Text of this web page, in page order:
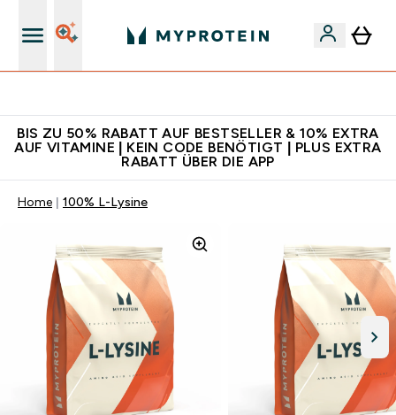
BIS ZU 50% RABATT AUF BESTSELLER & 10% EXTRA
AUF VITAMINE | KEIN CODE BENÖTIGT | PLUS EXTRA
RABATT ÜBER DIE APP
Home 100% L-Lysine